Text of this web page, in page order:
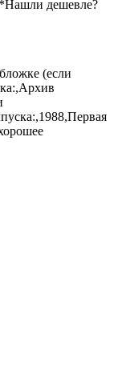
Нашли дешевле?
(если